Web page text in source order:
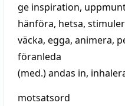
ge inspiration,
hänföra, hetsa,
väcka, egga, animera,
föranleda
(med.)andas in,
motsatsord